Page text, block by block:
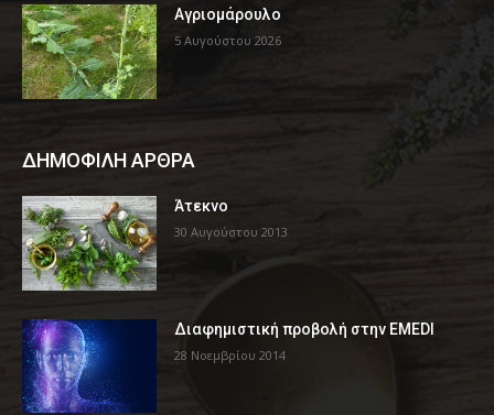
Αγριομάρουλο
5 Αυγούστου 2026
ΔΗΜΟΦΙΛΗ ΑΡΘΡΑ
Άτεκνο
30 Αυγούστου 2013
Διαφημιστική προβολή στην EMEDI
28 Νοεμβρίου 2014